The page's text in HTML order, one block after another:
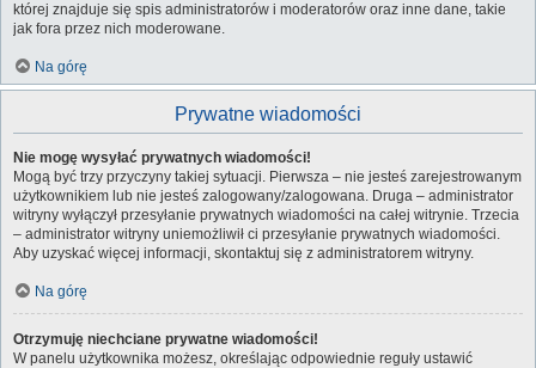
której znajduje się spis administratorów i moderatorów oraz inne dane, takie
jak fora przez nich moderowane.
Na górę
Prywatne wiadomości
Nie mogę wysyłać prywatnych wiadomości!
Mogą być trzy przyczyny takiej sytuacji. Pierwsza – nie jesteś zarejestrowanym
użytkownikiem lub nie jesteś zalogowany/zalogowana. Druga – administrator
witryny wyłączył przesyłanie prywatnych wiadomości na całej witrynie. Trzecia
– administrator witryny uniemożliwił ci przesyłanie prywatnych wiadomości.
Aby uzyskać więcej informacji, skontaktuj się z administratorem witryny.
Na górę
Otrzymuję niechciane prywatne wiadomości!
W panelu użytkownika możesz, określając odpowiednie reguły ustawić